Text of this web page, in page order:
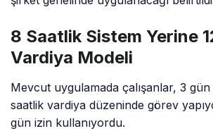
8 Saatlik Sistem Yerine
Vardiya Modeli
Mevcut uygulamada çalışanlar, 3
saatlik vardiya düzeninde görev
gün izin kullanıyordu.